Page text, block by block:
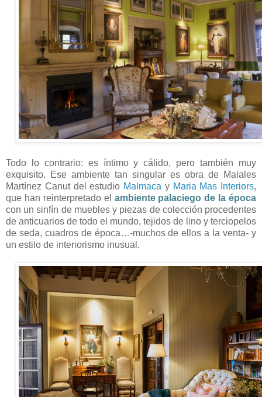
Todo lo contrario: es íntimo y cálido, pero también muy
exquisito. Ese ambiente tan singular es obra de Malales
Martínez Canut del estudio Malmaca y Maria Mas Interiors,
que han reinterpretado el ambiente palaciego de la época
con un sinfín de muebles y piezas de colección procedentes
de anticuarios de todo el mundo, tejidos de lino y terciopelos
de seda, cuadros de época…-muchos de ellos a la venta- y
un estilo de interiorismo inusual.